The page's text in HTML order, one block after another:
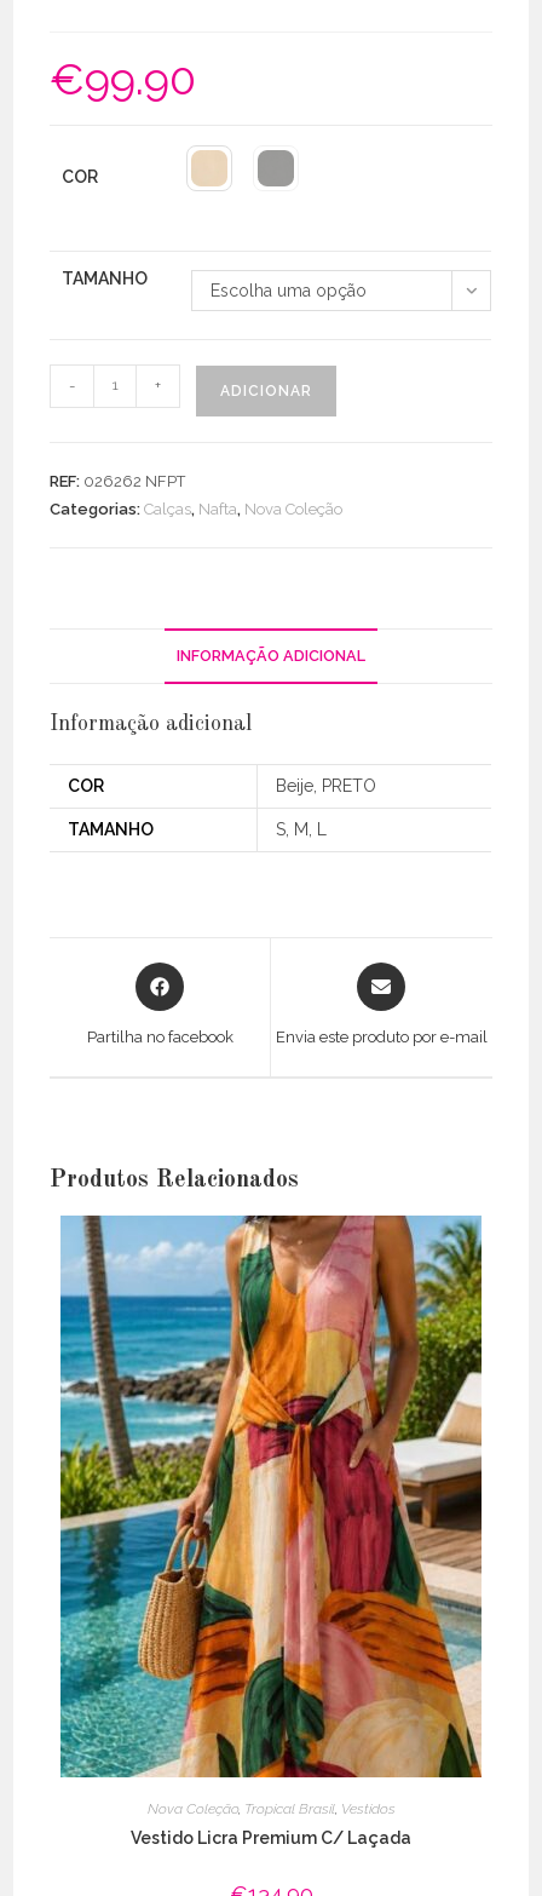
€99.90
COR
TAMANHO
Escolha uma opção
Quantidade
de
- + ADICIONAR
REF: 026262 NFPT
Categorias:Calças, Nafta, Nova Coleção
INFORMAÇÃO ADICIONAL
Informação adicional
COR Beije, PRETO
TAMANHO S, M, L
Opens
in
Partilha no facebook
Opens
in
Envia este produto por e-mail
Produtos Relacionados
Nova Coleção, Tropical Brasil, Vestidos
Vestido Licra Premium C/ Laçada